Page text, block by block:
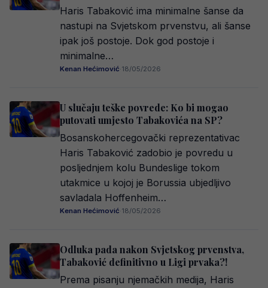
Haris Tabaković ima minimalne šanse da
nastupi na Svjetskom prvenstvu, ali šanse
ipak još postoje. Dok god postoje i
minimalne…
Kenan Hećimović·18/05/2026
U slučaju teške povrede: Ko bi mogao
putovati umjesto Tabakovića na SP?
Bosanskohercegovački reprezentativac
Haris Tabaković zadobio je povredu u
posljednjem kolu Bundeslige tokom
utakmice u kojoj je Borussia ubjedljivo
savladala Hoffenheim…
Kenan Hećimović·18/05/2026
Odluka pada nakon Svjetskog prvenstva,
Tabaković definitivno u Ligi prvaka?!
Prema pisanju njemačkih medija, Haris